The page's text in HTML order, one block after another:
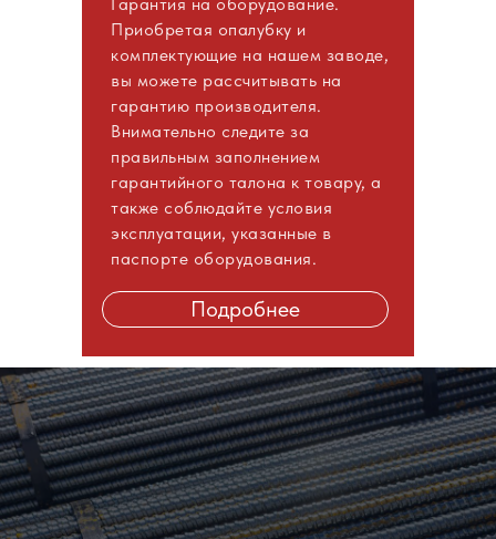
Приобретая опалубку и
комплектующие на нашем заводе,
вы можете рассчитывать на
гарантию производителя.
Внимательно следите за
правильным заполнением
гарантийного талона к товару, а
также соблюдайте условия
эксплуатации, указанные в
паспорте оборудования.
Подробнее